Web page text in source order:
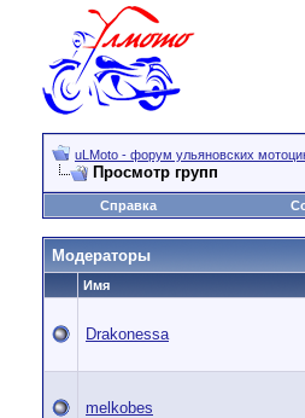
uLMoto - форум ульяновских
Просмотр групп
Справка
Модераторы
Имя
Drakonessa
melkobes